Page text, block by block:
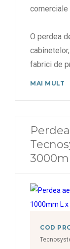
comerciale
O perdea
fabrici de
MAI MULT
COD